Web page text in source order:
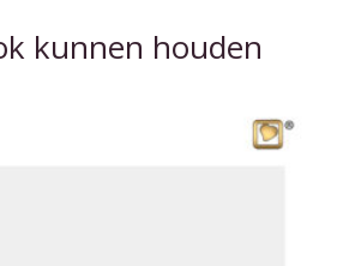
kunnen houden